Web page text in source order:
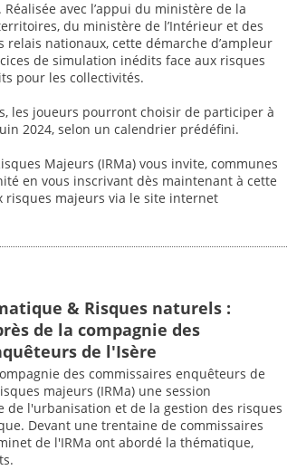
avec l’appui du ministère de la
du ministère de l’Intérieur et des
nationaux, cette démarche d’ampleur
de simulation inédits face aux risques
pour les collectivités.
les joueurs pourront choisir de participer à
2024, selon un calendrier prédéfini.
Majeurs (IRMa) vous invite, communes
en vous inscrivant dès maintenant à cette
risques majeurs via le site internet
& Risques naturels :
de la compagnie des
de l'Isère
des commissaires enquêteurs de
majeurs (IRMa) une session
l'urbanisation et de la gestion des risques
Devant une trentaine de commissaires
de l'IRMa ont abordé la thématique,